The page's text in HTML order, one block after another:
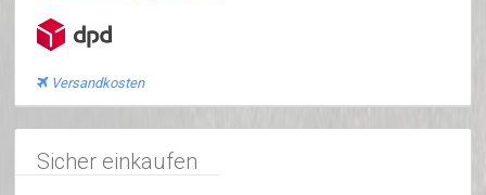
Versandkosten
Sicher einkaufen